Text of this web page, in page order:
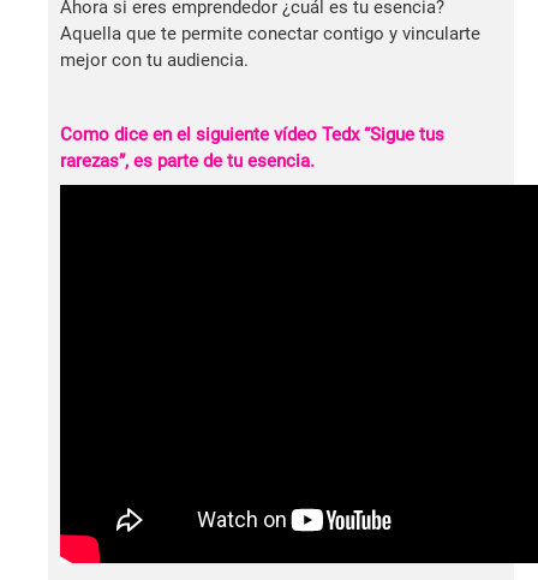
Ahora si eres emprendedor ¿cuál es tu esencia?
Aquella que te permite conectar contigo y vincularte
mejor con tu audiencia.
Como dice en el siguiente vídeo Tedx “Sigue tus
rarezas”, es parte de tu esencia.